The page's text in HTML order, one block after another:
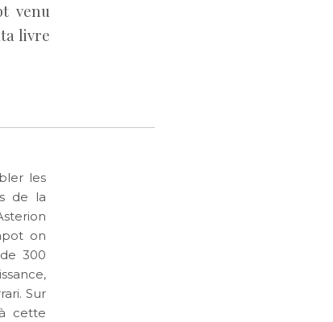
venu
livre
les
de la
on
300
Sur
cette